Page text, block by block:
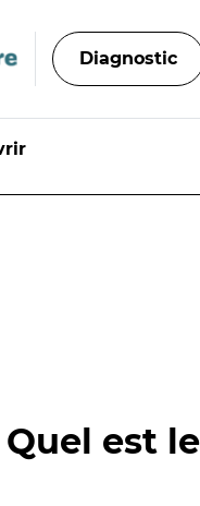
Diagnostic
Quel est